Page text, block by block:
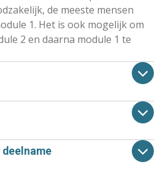
de meeste mensen
1. Het is ook mogelijk om
2 en daarna module 1 te
deelname